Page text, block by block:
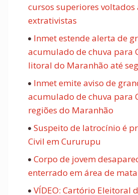
cursos superiores
extrativistas
Inmet estende alerta de
acumulado de chuva para
litoral do Maranhão até
Inmet emite aviso de
acumulado de chuva para
regiões do Maranhão
Suspeito de latrocínio é
Civil em Cururupu
Corpo de jovem
enterrado em área de
VÍDEO: Cartório Eleitoral